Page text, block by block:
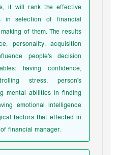
it will rank the effective
in selection of financial
of them. The results
personality, acquisition
people's decision
having confidence,
stress, person's
mental abilities in finding
emotional intelligence
factors that effected in
financial manager.